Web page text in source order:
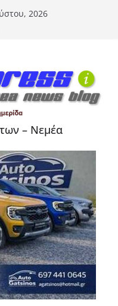
2026
– Νεμέα